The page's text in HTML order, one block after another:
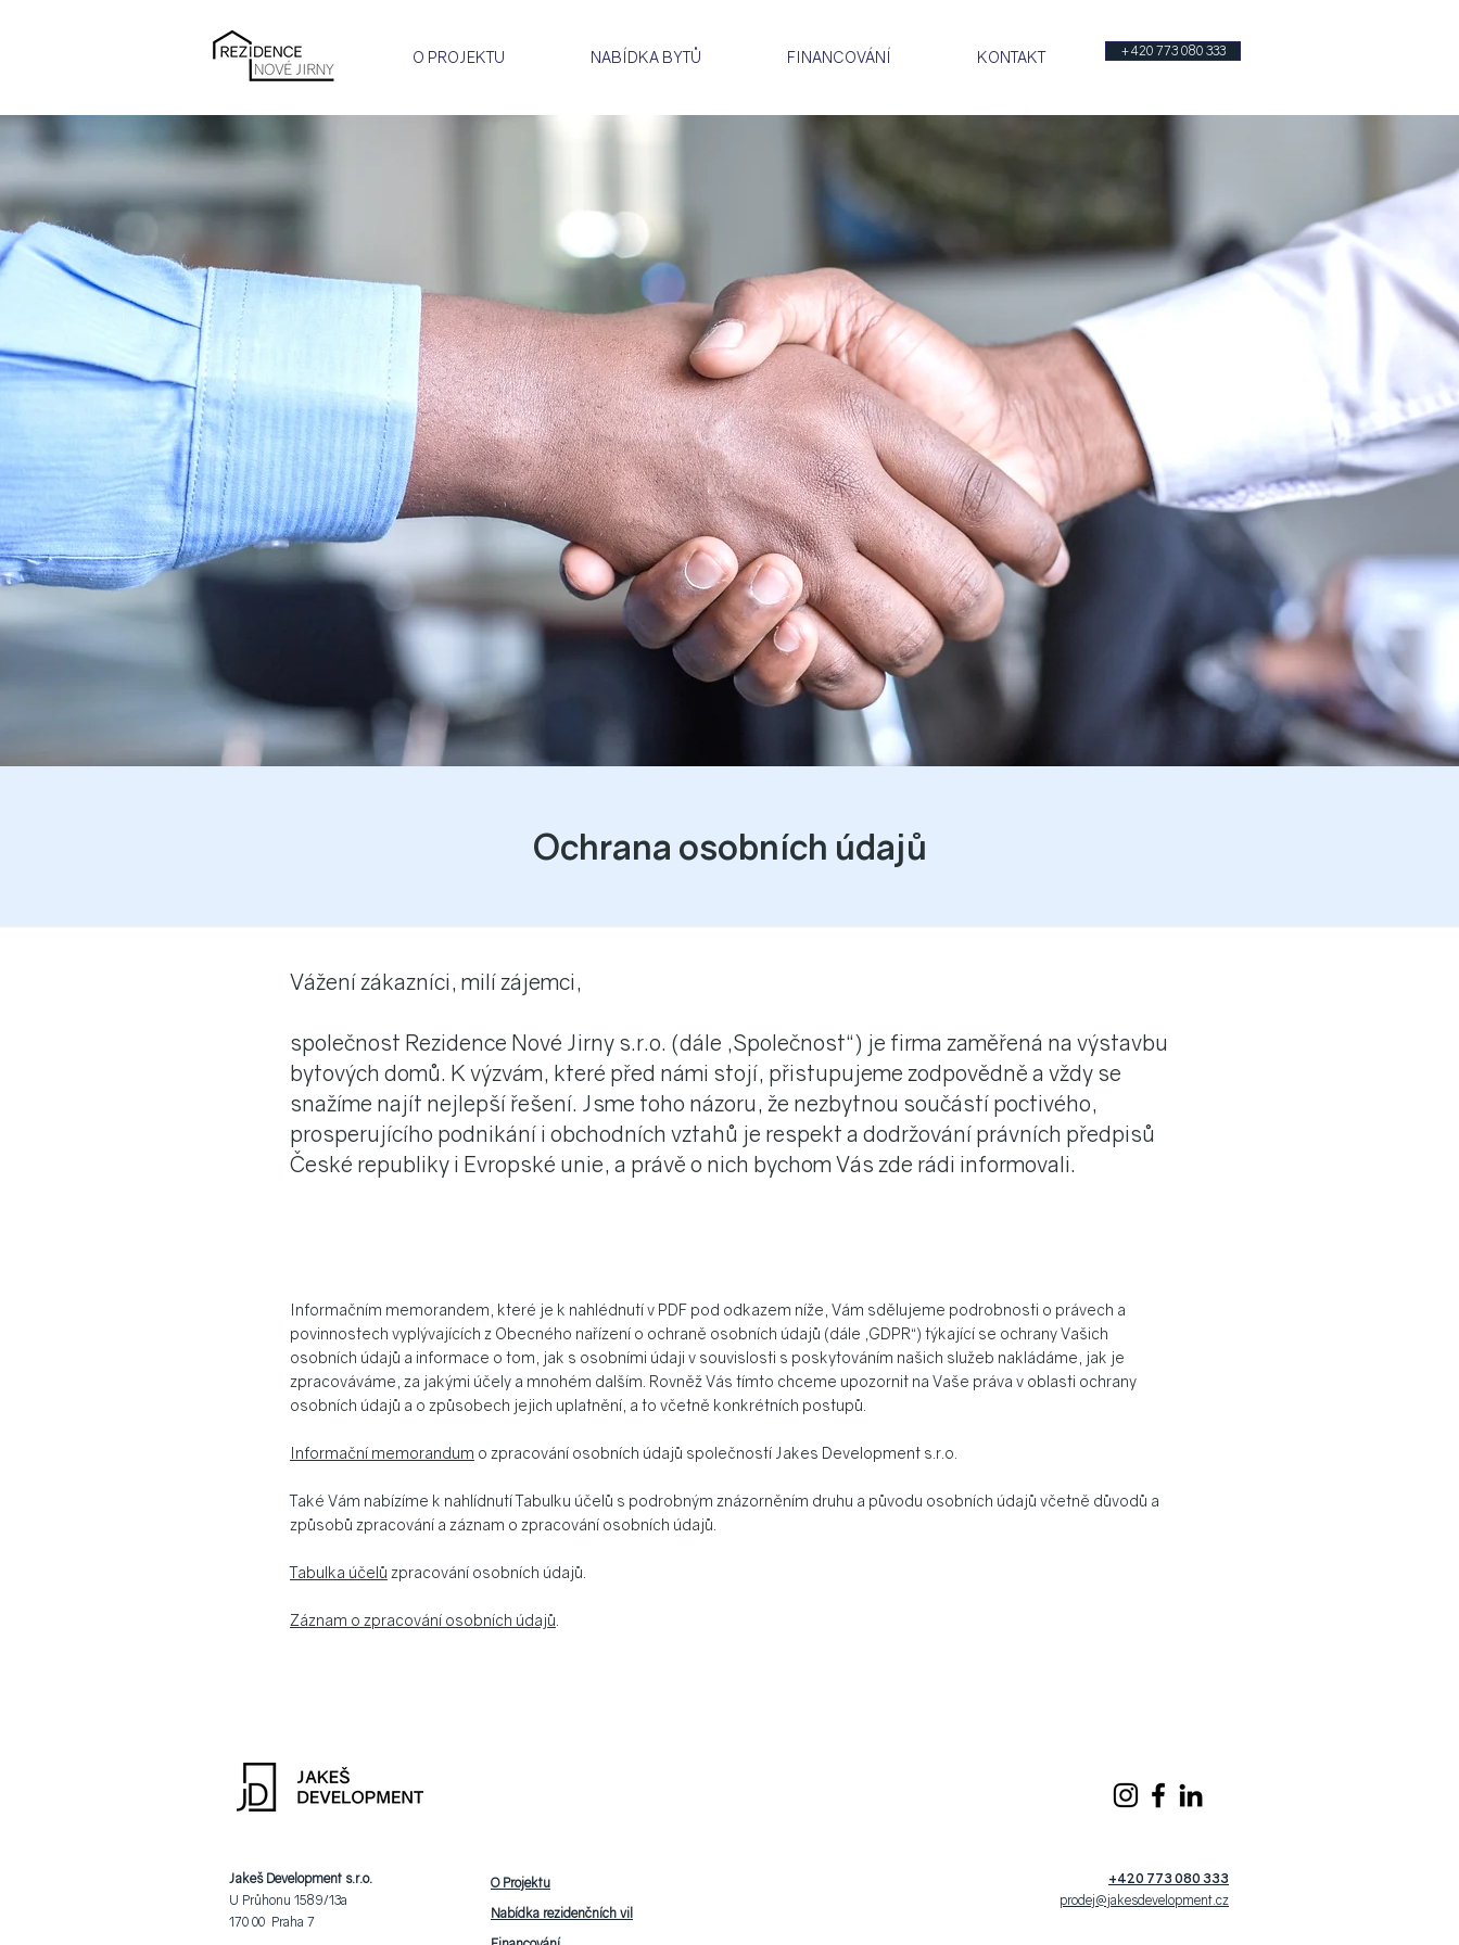
O PROJEKTU NABÍDKA BYTŮ FINANCOVÁNÍ KONTAKT +420 773 080 333
Ochrana osobních údajů
Vážení zákazníci, milí zájemci,
společnost Rezidence Nové Jirny s.r.o. (dále „Společnost“) je firma zaměřená na výstavbu
bytových domů. K výzvám, které před námi stojí, přistupujeme zodpovědně a vždy se
snažíme najít nejlepší řešení. Jsme toho názoru, že nezbytnou součástí poctivého,
prosperujícího podnikání i obchodních vztahů je respekt a dodržování právních předpisů
České republiky i Evropské unie, a právě o nich bychom Vás zde rádi informovali.
Informačním memorandem, které je k nahlédnutí v PDF pod odkazem níže, Vám sdělujeme podrobnosti o právech a
povinnostech vyplývajících z Obecného nařízení o ochraně osobních údajů (dále „GDPR“) týkající se ochrany Vašich
osobních údajů a informace o tom, jak s osobními údaji v souvislosti s poskytováním našich služeb nakládáme, jak je
zpracováváme, za jakými účely a mnohém dalším. Rovněž Vás tímto chceme upozornit na Vaše práva v oblasti ochrany
osobních údajů a o způsobech jejich uplatnění, a to včetně konkrétních postupů.
Informační memorandum o zpracování osobních údajů společností Jakes Development s.r.o.
Také Vám nabízíme k nahlídnutí Tabulku účelů s podrobným znázorněním druhu a původu osobních údajů včetně důvodů a
způsobů zpracování a záznam o zpracování osobních údajů.
Tabulka účelů zpracování osobních údajů.
Záznam o zpracování osobních údajů
Jakeš Development s.r.o.
U Průhonu 1589/13a
170 00 Praha 7
O Projektu
Nabídka rezidenčních vil
+420 773 080 333
prodej@jakesdevelopment.cz